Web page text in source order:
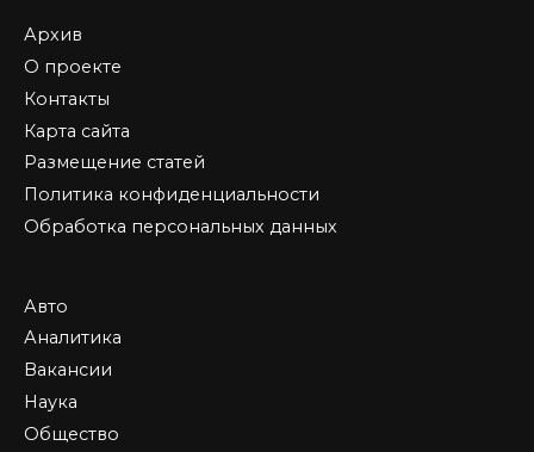
Архив
О проекте
Контакты
Карта сайта
Размещение статей
Политика конфиденциальности
Обработка персональных данных
Авто
Аналитика
Вакансии
Наука
Общество